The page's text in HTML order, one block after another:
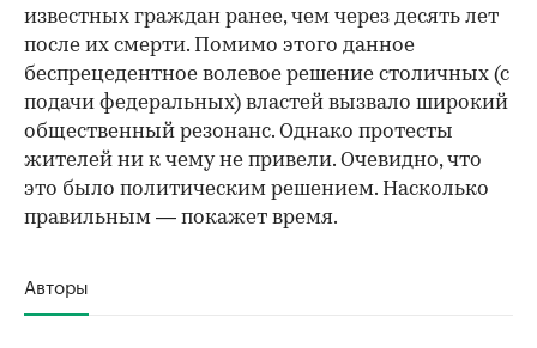
известных граждан ранее, чем через десять лет
после их смерти. Помимо этого данное
беспрецедентное волевое решение столичных (с
подачи федеральных) властей вызвало широкий
общественный резонанс. Однако протесты
жителей ни к чему не привели. Очевидно, что
это было политическим решением. Насколько
правильным — покажет время.
Авторы